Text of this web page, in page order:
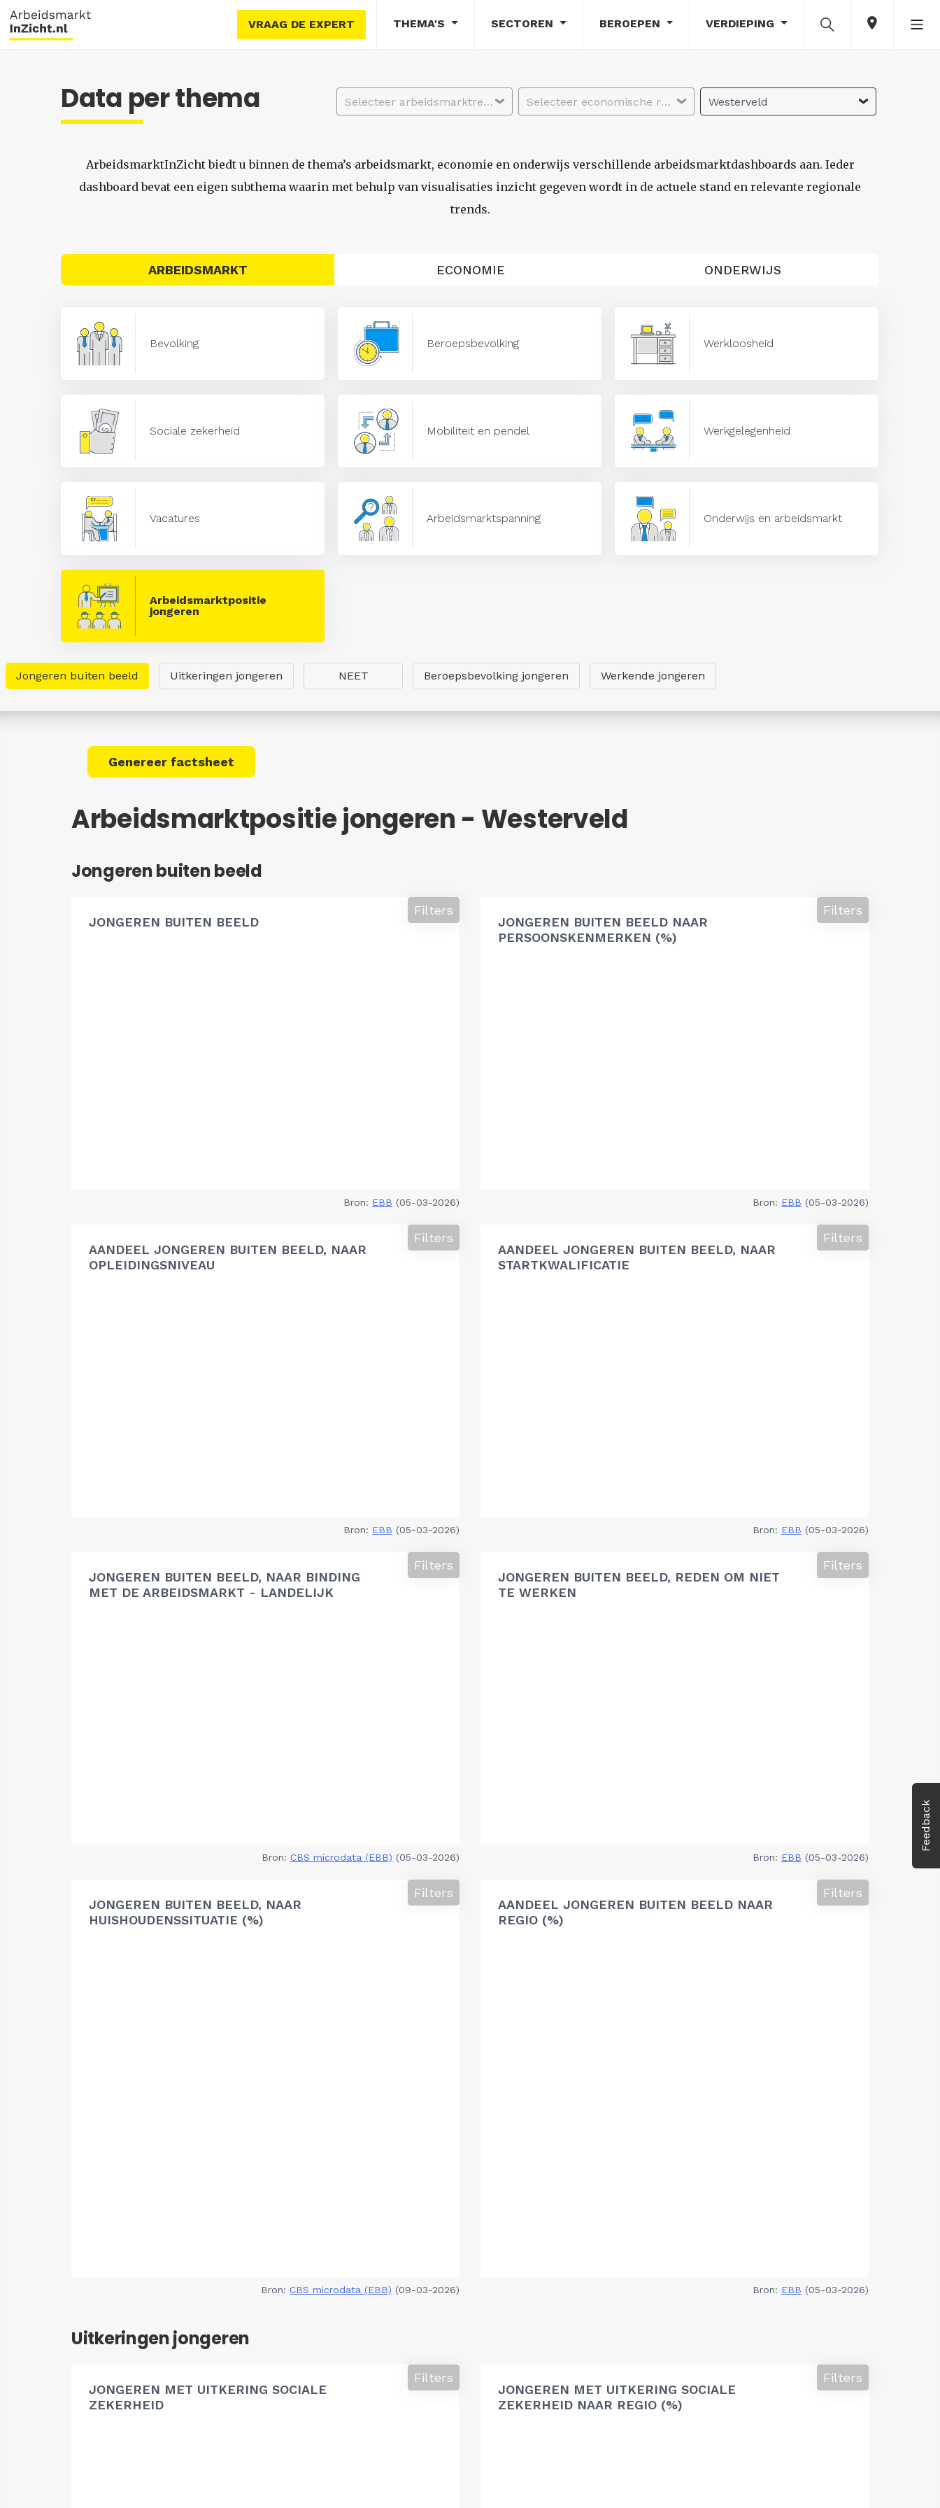
VRAAG DE EXPERT THEMA'S SECTOREN BEROEPEN VERDIEPING
Feedback
Data per thema Selecteer arbeidsmarktregio Selecteer economische regio Westerveld
ArbeidsmarktInZicht biedt u binnen de thema’s arbeidsmarkt, economie en onderwijs verschillende arbeidsmarktdashboards aan. Ieder
dashboard bevat een eigen subthema waarin met behulp van visualisaties inzicht gegeven wordt in de actuele stand en relevante regionale
trends.
ARBEIDSMARKT ECONOMIE ONDERWIJS
Bevolking Beroepsbevolking Werkloosheid
Sociale zekerheid Mobiliteit en pendel Werkgelegenheid
Vacatures Arbeidsmarktspanning Onderwijs en arbeidsmarkt
Arbeidsmarktpositie
jongeren
Jongeren buiten beeld Uitkeringen jongeren NEET Beroepsbevolking jongeren Werkende jongeren
Genereer factsheet
Arbeidsmarktpositie jongeren - Westerveld
Jongeren buiten beeld
JONGEREN BUITEN BEELD
Filters
Bron: EBB (05-03-2026)
JONGEREN BUITEN BEELD NAAR
PERSOONSKENMERKEN (%)
Filters
Bron: EBB (05-03-2026)
AANDEEL JONGEREN BUITEN BEELD, NAAR
OPLEIDINGSNIVEAU
Filters
Bron: EBB (05-03-2026)
AANDEEL JONGEREN BUITEN BEELD, NAAR
STARTKWALIFICATIE
Filters
Bron: EBB (05-03-2026)
JONGEREN BUITEN BEELD, NAAR BINDING
MET DE ARBEIDSMARKT - LANDELIJK
Filters
Bron: CBS microdata (EBB) (05-03-2026)
JONGEREN BUITEN BEELD, REDEN OM NIET
TE WERKEN
Filters
Bron: EBB (05-03-2026)
JONGEREN BUITEN BEELD, NAAR
HUISHOUDENSSITUATIE (%)
Filters
Bron: CBS microdata (EBB) (09-03-2026)
AANDEEL JONGEREN BUITEN BEELD NAAR
REGIO (%)
Filters
Bron: EBB (05-03-2026)
Uitkeringen jongeren
JONGEREN MET UITKERING SOCIALE
ZEKERHEID
Filters
JONGEREN MET UITKERING SOCIALE
ZEKERHEID NAAR REGIO (%)
Filters